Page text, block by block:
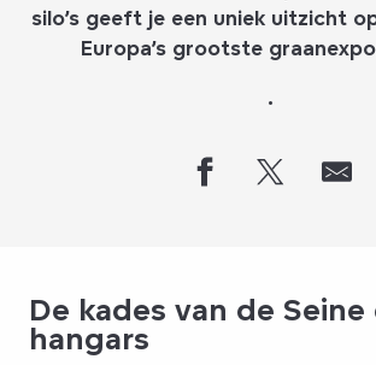
silo’s geeft je een uniek uitzicht
Europa’s grootste
.
De kades van de Seine
hangars